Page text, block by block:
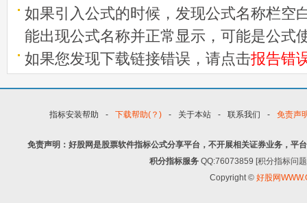
如果引入公式的时候，发现公式名称栏空
能出现公式名称并正常显示，可能是公式
如果您发现下载链接错误，请点击报告错
指标安装帮助 - 下载帮助(？) - 关于本站 - 联系我们 - 免责声
免责声明：好股网是股票软件指标公式分享平台，不开展相关证券业务，平
积分指标服务 QQ:76073859 [积分指标问
Copyright © 好股网